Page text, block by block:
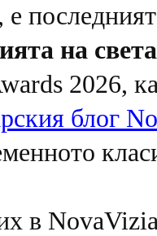
на света
2026,
блог
в